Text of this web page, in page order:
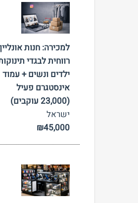
צפה
למכירה: חנות אונליין
רווחית לבגדי
ילדים ונשים + עמוד
אינסטגרם פעיל
(23,000 עוקבים)
ישראל
₪45,000
צפה